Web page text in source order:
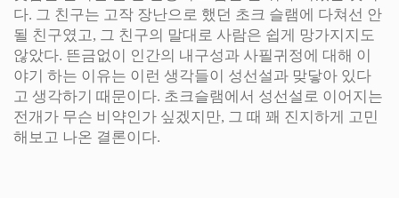
다. 그 친구는 고작 장난으로 했던 초크 슬램에 다쳐선 안
될 친구였고, 그 친구의 말대로 사람은 쉽게 망가지지도
않았다. 뜬금없이 인간의 내구성과 사필귀정에 대해 이
야기 하는 이유는 이런 생각들이 성선설과 맞닿아 있다
고 생각하기 때문이다. 초크슬램에서 성선설로 이어지는
전개가 무슨 비약인가 싶겠지만, 그 때 꽤 진지하게 고민
해보고 나온 결론이다.